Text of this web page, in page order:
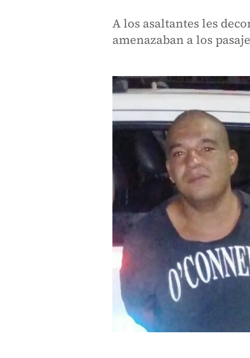
A los asaltantes les
amenazaban a los